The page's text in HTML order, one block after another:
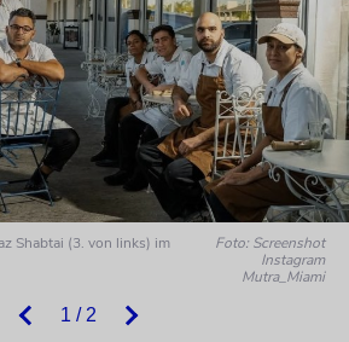
1 / 2
Shabtai (3. von links) im
Foto: Screenshot
Instagram
Mutra_Miami